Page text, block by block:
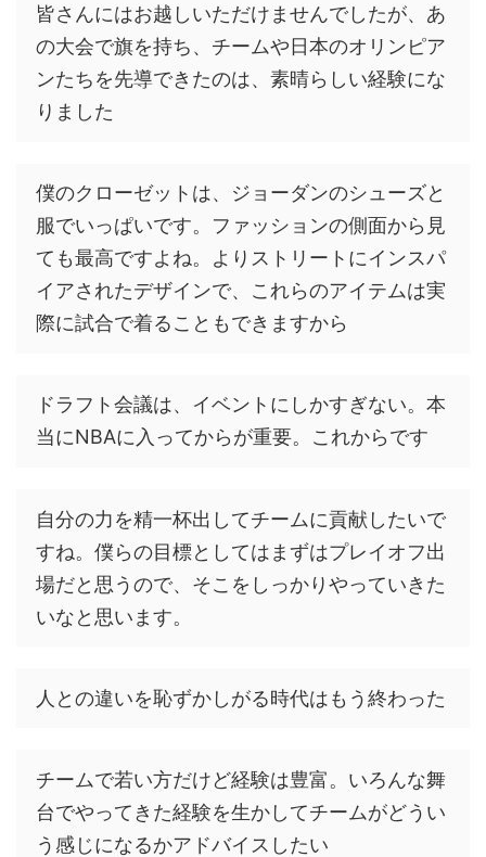
皆さんにはお越しいただけませんでしたが、あ
の大会で旗を持ち、チームや日本のオリンピア
ンたちを先導できたのは、素晴らしい経験にな
りました
僕のクローゼットは、ジョーダンのシューズと
服でいっぱいです。ファッションの側面から見
ても最高ですよね。よりストリートにインスパ
イアされたデザインで、これらのアイテムは実
際に試合で着ることもできますから
ドラフト会議は、イベントにしかすぎない。本
当にNBAに入ってからが重要。これからです
自分の力を精一杯出してチームに貢献したいで
すね。僕らの目標としてはまずはプレイオフ出
場だと思うので、そこをしっかりやっていきた
いなと思います。
人との違いを恥ずかしがる時代はもう終わった
チームで若い方だけど経験は豊富。いろんな舞
台でやってきた経験を生かしてチームがどうい
う感じになるかアドバイスしたい